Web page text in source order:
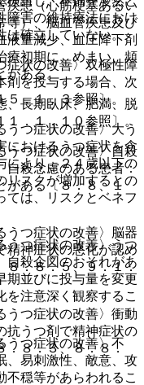
患（心筋梗塞あるい
等）、脳血管疾患及び
液量減少、血圧降下剤
療初期に、めまい、頻
がある。
長期臥床、肥満、脱
．１．１０参照〕。
つ症状の改善〉自殺
自殺念慮のある患者：
がある〔８．８、１
つ症状の改善〉脳器
精神症状の悪化が認め
８．８．５、９．１．
つ症状の改善〉衝動
抗うつ剤で精神症状の
．８．３、８．８．
障害の維持療法におけ
は確立していない。
状の改善〉双極性障
剤を投与する場合、次
．１．３参照〕。
つ症状の改善〉大う
におけるうつ症状を含
により、２４歳以下の
リスクが増加するとの
ては、リスクとベネフ
つ症状の改善〉うつ
自殺企図のおそれがあ
期並びに投与量を変更
を注意深く観察するこ
つ症状の改善〉不
、易刺激性、敵意、攻
不穏等があらわれるこ